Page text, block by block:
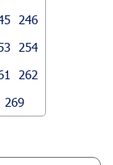
246
254
262
269